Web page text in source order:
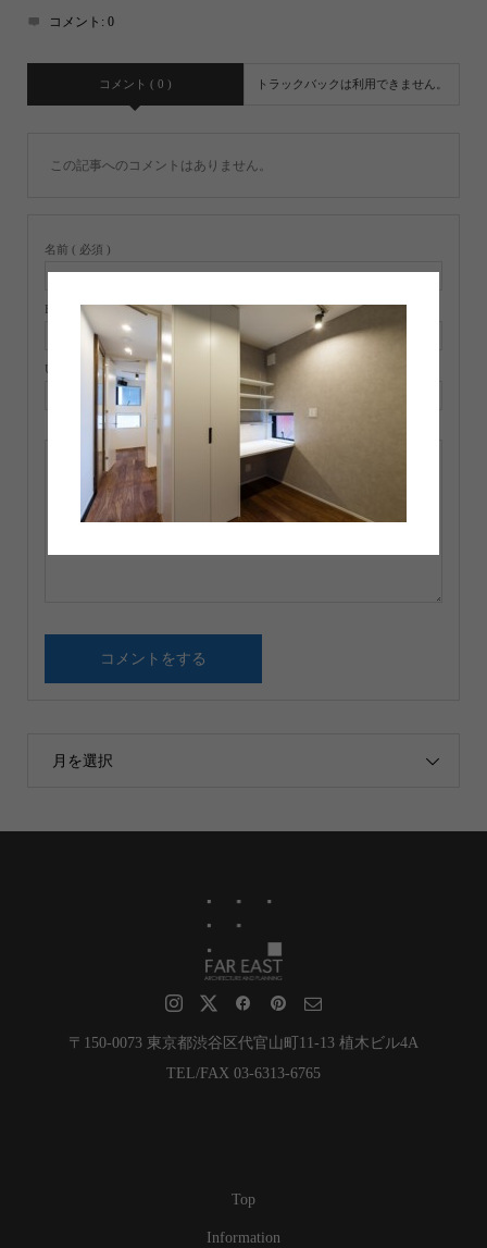
コメント: 0
コメント ( 0 ) トラックバックは利用できません。
この記事へのコメントはありません。
名前 ( 必須 )
E-MAIL ( 必須 ) ※ 公開されません
URL
月を選択
〒150-0073 東京都渋谷区代官山町11-13 植木ビル4A
TEL/FAX 03-6313-6765
Top
Information